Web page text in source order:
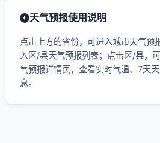
天气预报使用说明
点击上方的省份，可进入城市天气预
入区/县天气预报列表；点击区/县，
气预报详情页，查看实时气温、7天
息。